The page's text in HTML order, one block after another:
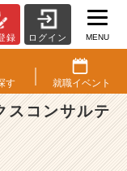
録 ログイン MENU
す 就職イベント
スコンサルテ